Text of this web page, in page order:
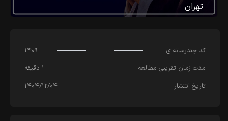
تهران
کد چندرسانه‌ای
۱۴۰۹
مدت زمان تقریبی مطالعه
۱ دقیقه
تاریخ انتشار
۱۴۰۴/۱۲/۰۴